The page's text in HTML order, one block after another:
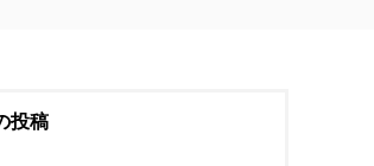
投稿